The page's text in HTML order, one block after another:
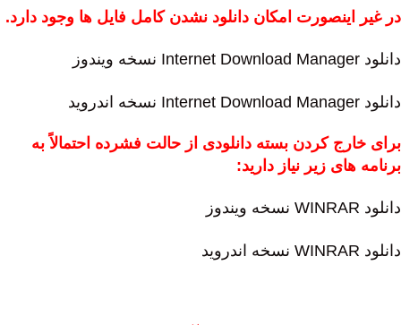
در غیر اینصورت امکان دانلود نشدن کامل فایل ها وجود دارد.
دانلود Internet Download Manager نسخه ویندوز
دانلود Internet Download Manager نسخه اندروید
برای خارج کردن بسته دانلودی از حالت فشرده احتمالاً به
برنامه های زیر نیاز دارید:
دانلود WINRAR نسخه ویندوز
دانلود WINRAR نسخه اندروید